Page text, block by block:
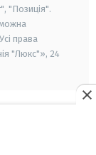
"Позиція".
права
"Люкс"», 24